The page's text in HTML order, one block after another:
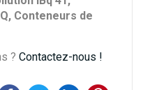
Conteneurs de
?Contactez-nous !